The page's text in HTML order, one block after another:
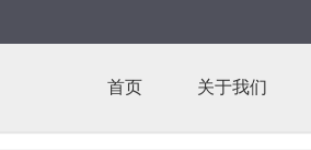
首页 关于我们